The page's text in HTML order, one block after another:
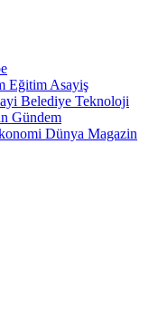
Eğitim Asayiş
Belediye Teknoloji
Gündem
Dünya Magazin